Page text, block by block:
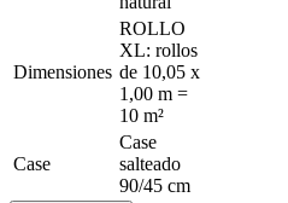
Dimensiones
ROLLO
XL: rollos
de 10,05 x
1,00 m =
10 m²
Case
Case
salteado
90/45 cm